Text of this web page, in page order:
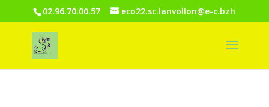
02.96.70.00.57 eco22.sc.lanvollon@e-c.bzh